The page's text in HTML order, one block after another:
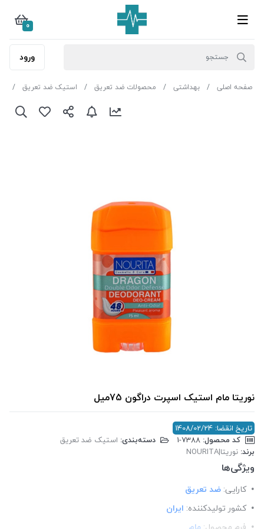
0
ورود
صفحه اصلی بهداشتی محصولات ضد تعریق استیک ضد تعریق
نوریتا مام استیک اسپرت دراگون 75میل
تاریخ انقضا: 1408/02/24
کد محصول:
دسته‌بندی: استیک ضد تعریق
برند: نوریتا|NOURITA
ویژگی‌ها
کارایی: ضد تعریق
کشور تولید‎کننده:
ایران